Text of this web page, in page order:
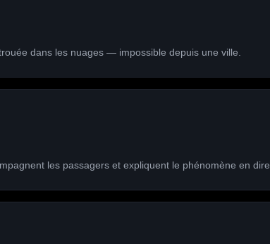
dans les nuages — impossible depuis une ville.
les passagers et expliquent le phénomène en